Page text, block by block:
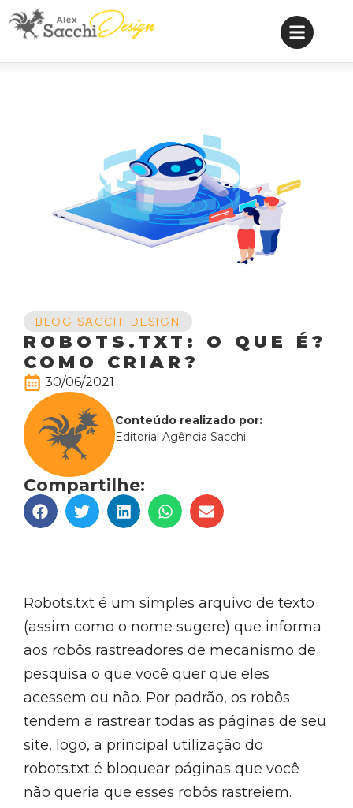
BLOG SACCHI DESIGN
ROBOTS.TXT: O QUE É?
COMO CRIAR?
30/06/2021
Conteúdo realizado por:
Editorial Agência Sacchi
Compartilhe:
Robots.txt é um simples arquivo de texto
(assim como o nome sugere) que informa
aos robôs rastreadores de mecanismo de
pesquisa o que você quer que eles
acessem ou não. Por padrão, os robôs
tendem a rastrear todas as páginas de seu
site, logo, a principal utilização do
robots.txt é bloquear páginas que você
não queria que esses robôs rastreiem.